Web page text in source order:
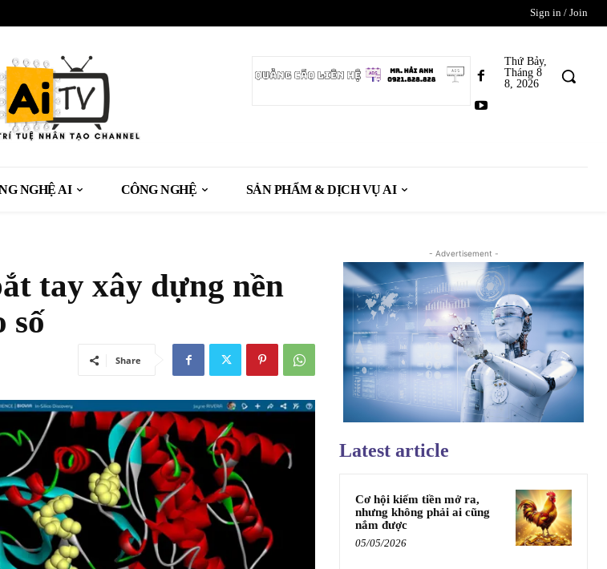
Sign in / Join
Thứ Bảy,
Tháng 8
8, 2026
NGHỆ AI CÔNG NGHỆ SẢN PHẨM & DỊCH VỤ AI
tay xây dựng nền
số
Share
- Advertisement -
Latest article
Cơ hội kiếm tiền mở ra,
nhưng không phải ai cũng
nắm được
05/05/2026